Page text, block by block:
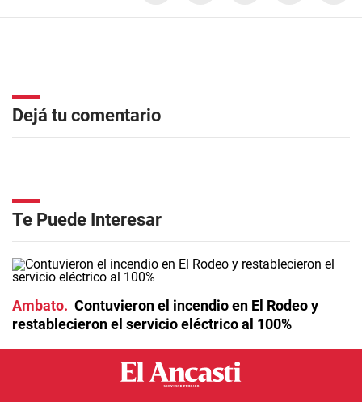
Dejá tu comentario
Te Puede Interesar
Ambato
Contuvieron el incendio en El Rodeo y
restablecieron el servicio eléctrico al 100%